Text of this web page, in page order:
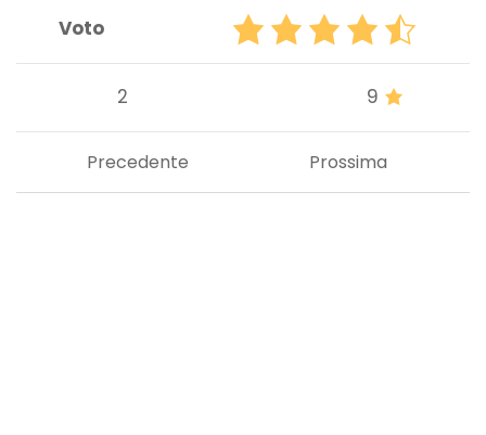
Voto
2 9
Prossima
Precedente